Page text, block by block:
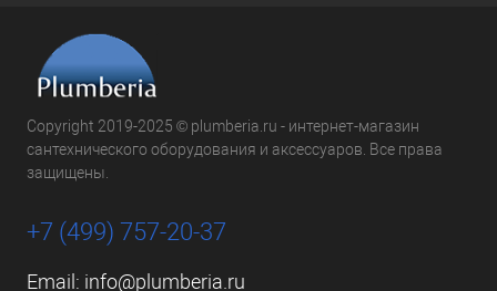
Copyright 2019-2025 © plumberia.ru - интернет-магазин
сантехнического оборудования и аксессуаров. Все права
защищены.
+7 (499) 757-20-37
Email: info@plumberia.ru